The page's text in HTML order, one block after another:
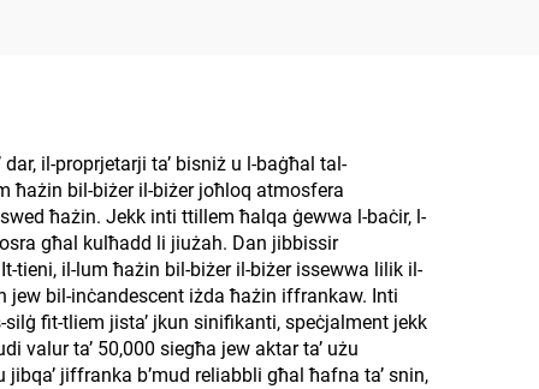
il-proprjetarji ta’ bisniż u l-baġħal tal-
ħażin bil-biżer il-biżer joħloq atmosfera
ħażin. Jekk inti ttillem ħalqa ġewwa l-baċir, l-
għal kulħadd li jiużah. Dan jibbissir
tieni, il-lum ħażin bil-biżer il-biżer issewwa lilik il-
bil-inċandescent iżda ħażin iffrankaw. Inti
fit-tliem jista’ jkun sinifikanti, speċjalment jekk
valur ta’ 50,000 siegħa jew aktar ta’ użu
jiffranka b’mud reliabbli għal ħafna ta’ snin,